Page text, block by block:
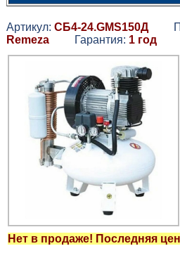
Артикул: СБ4-24.GMS150Д
RemezaГарантия: 1 год
Нет в продаже! Последняя